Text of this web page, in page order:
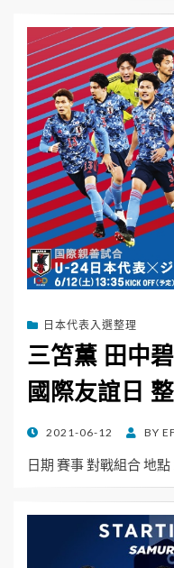
日本代表入選整理
三笘薫 田中
國際友誼日
POSTED
2021-06-12 BY
日期 賽事 對戰組合 地